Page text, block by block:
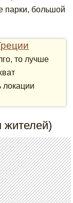
парки, большой
то лучше
локации